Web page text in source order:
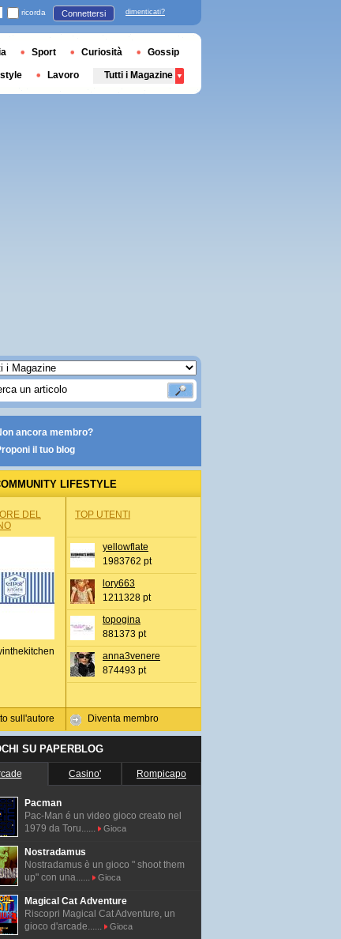
ancora membro?
il tuo blog
LIFESTYLE
DEL
sull'autore
TOP UTENTI
yellowflate
1983762 pt
lory663
1211328 pt
topogina
881373 pt
anna3venere
874493 pt
Diventa membro
SU PAPERBLOG
Casino' Rompicapo
Pacman
Pac-Man é un video gioco creato nel
1979 da Toru......
Gioca
Nostradamus
Nostradamus è un gioco " shoot them
up" con una......
Gioca
Magical Cat Adventure
Riscopri Magical Cat Adventure, un
gioco d'arcade......
Gioca
ricorda Connettersi dimenticati?
Sport Curiosità Gossip
Lavoro Tutti i Magazine